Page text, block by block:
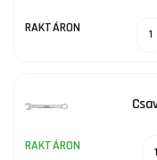
RAKTÁRON
RAKTÁRON